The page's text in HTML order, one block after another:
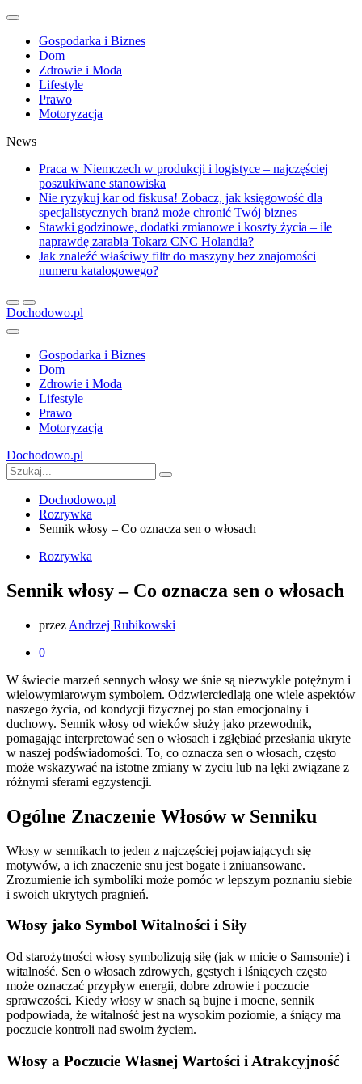
Gospodarka i Biznes
Dom
Zdrowie i Moda
Lifestyle
Prawo
Motoryzacja
News
Praca w Niemczech w produkcji i logistyce – najczęściej
poszukiwane stanowiska
Nie ryzykuj kar od fiskusa! Zobacz, jak księgowość dla
specjalistycznych branż może chronić Twój biznes
Stawki godzinowe, dodatki zmianowe i koszty życia – ile
naprawdę zarabia Tokarz CNC Holandia?
Jak znaleźć właściwy filtr do maszyny bez znajomości
numeru katalogowego?
Dochodowo.pl
Gospodarka i Biznes
Dom
Zdrowie i Moda
Lifestyle
Prawo
Motoryzacja
Dochodowo.pl
Dochodowo.pl
Rozrywka
Sennik włosy – Co oznacza sen o włosach
Rozrywka
Sennik włosy – Co oznacza sen o włosach
przez Andrzej Rubikowski
0
W świecie marzeń sennych włosy we śnie są niezwykle potężnym i
wielowymiarowym symbolem. Odzwierciedlają one wiele aspektów
naszego życia, od kondycji fizycznej po stan emocjonalny i
duchowy. Sennik włosy od wieków służy jako przewodnik,
pomagając interpretować sen o włosach i zgłębiać przesłania ukryte
w naszej podświadomości. To, co oznacza sen o włosach, często
może wskazywać na istotne zmiany w życiu lub na lęki związane z
różnymi sferami egzystencji.
Ogólne Znaczenie Włosów w Senniku
Włosy w sennikach to jeden z najczęściej pojawiających się
motywów, a ich znaczenie snu jest bogate i zniuansowane.
Zrozumienie ich symboliki może pomóc w lepszym poznaniu siebie
i swoich ukrytych pragnień.
Włosy jako Symbol Witalności i Siły
Od starożytności włosy symbolizują siłę (jak w micie o Samsonie) i
witalność. Sen o włosach zdrowych, gęstych i lśniących często
może oznaczać przypływ energii, dobre zdrowie i poczucie
sprawczości. Kiedy włosy w snach są bujne i mocne, sennik
podpowiada, że witalność jest na wysokim poziomie, a śniący ma
poczucie kontroli nad swoim życiem.
Włosy a Poczucie Własnej Wartości i Atrakcyjność